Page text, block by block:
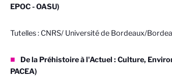
EPOC - OASU)
Tutelles : CNRS/ Université de Bordeaux/
De la Préhistoire à l'Actuel : Culture,
PACEA)